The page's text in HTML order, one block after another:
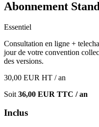
Abonnement
Essentiel
Consultation en ligne +
jour de votre convention
des versions.
30,00 EUR HT / an
Soit 36,00 EUR TTC / an
Inclus